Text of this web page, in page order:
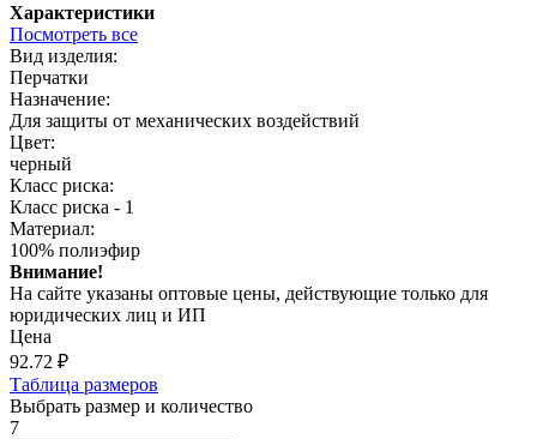
Характеристики
Посмотреть все
Вид изделия:
Перчатки
Назначение:
Для защиты от механических воздействий
Цвет:
черный
Класс риска:
Класс риска - 1
Материал:
100% полиэфир
Внимание!
На сайте указаны оптовые цены, действующие только для
юридических лиц и ИП
Цена
92.72 ₽
Таблица размеров
Выбрать размер и количество
7